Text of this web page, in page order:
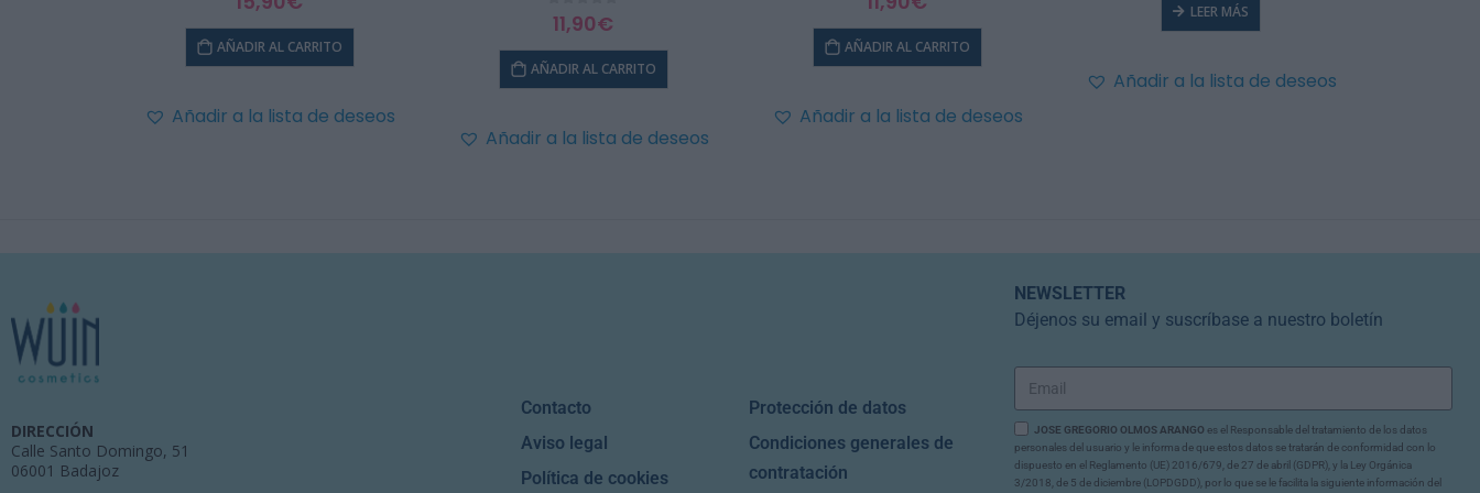
AÑADIR AL CARRITO
Añadir a la lista de deseos
0out of 5
11,90€
AÑADIR AL CARRITO
Añadir a la lista de deseos
AÑADIR AL CARRITO
Añadir a la lista de deseos
LEER MÁS
Añadir a la lista de deseos
DIRECCIÓN
Calle Santo Domingo, 51
06001 Badajoz
Contacto
Aviso legal
Política de cookies
Protección de datos
Condiciones generales de
contratación
NEWSLETTER
Déjenos su email y suscríbase a nuestro boletín
JOSE GREGORIO OLMOS ARANGO es el Responsable del tratamiento de los datos
personales del usuario y le informa de que estos datos se tratarán de conformidad con lo
dispuesto en el Reglamento (UE) 2016/679, de 27 de abril (GDPR), y la Ley Orgánica
3/2018, de 5 de diciembre (LOPDGDD), por lo que se le facilita la siguiente información del